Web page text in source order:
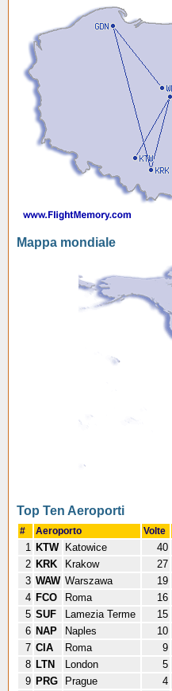
Mappa mondiale
Top Ten Aeroporti
# Aeroporto Volte
1 KTW Katowice 40
2 KRK Krakow 27
3 WAW Warszawa 19
4 FCO Roma 16
5 SUF Lamezia Terme 15
6 NAP Naples 10
7 CIA Roma 9
8 LTN London 5
9 PRG Prague 4